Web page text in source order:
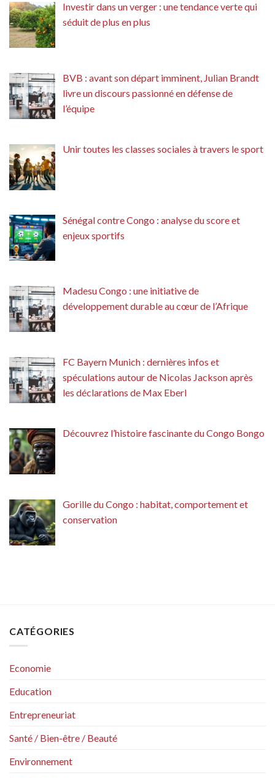
Investir dans un verger : une tendance verte qui
séduit de plus en plus
BVB : avant son départ imminent, Julian Brandt
livre un discours passionné en défense de
l’équipe
Unir toutes les classes sociales à travers le sport
Sénégal contre Congo : analyse du score et
enjeux sportifs
Madesu Congo : une initiative de
développement durable au cœur de l’Afrique
FC Bayern Munich : dernières infos et
spéculations autour de Nicolas Jackson après
les déclarations de Max Eberl
Découvrez l’histoire fascinante du Congo Bongo
Gorille du Congo : habitat, comportement et
conservation
CATÉGORIES
Economie
Education
Entrepreneuriat
Santé / Bien-être / Beauté
Environnement